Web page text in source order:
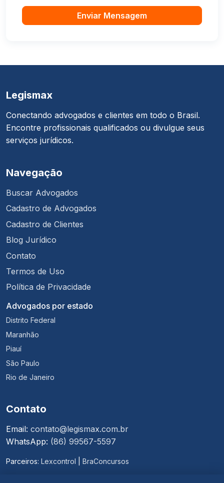
Enviar Mensagem
Legismax
Conectando advogados e clientes em todo o Brasil.
Encontre profissionais qualificados ou divulgue seus
serviços jurídicos.
Navegação
Buscar Advogados
Cadastro de Advogados
Cadastro de Clientes
Blog Jurídico
Contato
Termos de Uso
Política de Privacidade
Advogados por estado
Distrito Federal
Maranhão
Piauí
São Paulo
Rio de Janeiro
Contato
Email: contato@legismax.com.br
WhatsApp: (86) 99567-5597
Parceiros: Lexcontrol BraConcursos